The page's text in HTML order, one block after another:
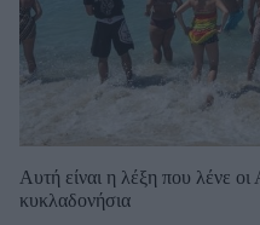
Αυτή είναι η λέξη που λένε
κυκλαδονήσια